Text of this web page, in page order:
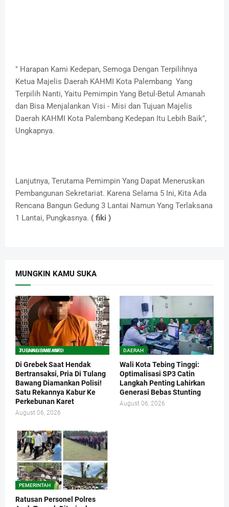
" Harapan Kami Kedepan, Semoga Dengan Terpilihnya
Ketua Majelis Daerah KAHMI Kota Palembang Yang
Terpilih Nanti, Yaitu Pemimpin Yang Betul-Betul Amanah
dan Bisa Menjalankan Visi - Misi dan Tujuan Majelis
Daerah KAHMI Kota Palembang Kedepan Itu Lebih Baik",
Ungkapnya.
Lanjutnya, Terutama Pemimpin Yang Dapat Meneruskan
Pembangunan Sekretariat. Karena Selama 5 Ini, Kita Ada
Rencana Bangun Gedung 3 Lantai Namun Yang Terlaksana
1 Lantai, Pungkasnya. ( fiki )
MUNGKIN KAMU SUKA
TULANG BAWANG-JURNALISME.INFO
Di Grebek Saat Hendak
Bertransaksi, Pria Di Tulang
Bawang Diamankan Polisi!
Satu Rekannya Kabur Ke
Perkebunan Karet
August 06, 2026
DAERAH
Wali Kota Tebing Tinggi:
Optimalisasi SP3 Catin
Langkah Penting Lahirkan
Generasi Bebas Stunting
August 06, 2026
PEMERINTAH
Ratusan Personel Polres